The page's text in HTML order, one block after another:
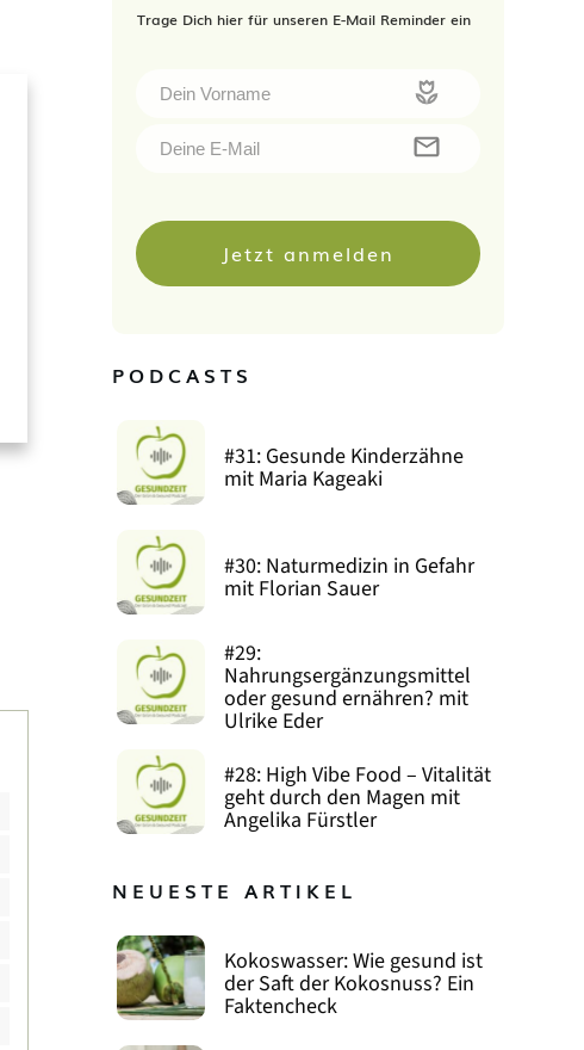
Trage Dich hier für unseren E-Mail Reminder ein
Jetzt anmelden
PODCASTS
#31: Gesunde Kinderzähne
mit Maria Kageaki
#30: Naturmedizin in Gefahr
mit Florian Sauer
#29:
Nahrungsergänzungsmittel
oder gesund ernähren? mit
Ulrike Eder
#28: High Vibe Food – Vitalität
geht durch den Magen mit
Angelika Fürstler
NEUESTE ARTIKEL
Kokoswasser: Wie gesund ist
der Saft der Kokosnuss? Ein
Faktencheck